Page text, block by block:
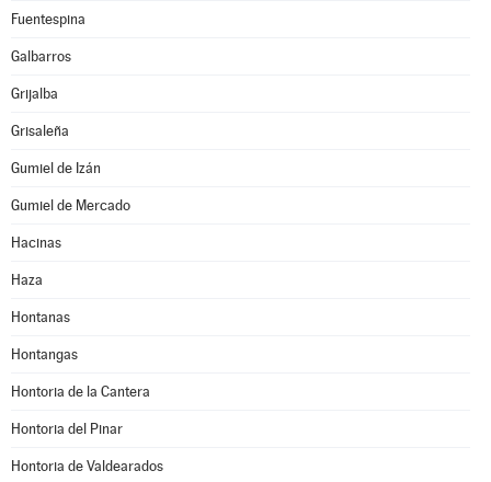
Fuentespina
Galbarros
Grijalba
Grisaleña
Gumiel de Izán
Gumiel de Mercado
Hacinas
Haza
Hontanas
Hontangas
Hontoria de la Cantera
Hontoria del Pinar
Hontoria de Valdearados